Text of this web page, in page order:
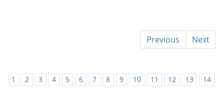
Previous Next
1 2 3 4 5 6 7 8 9 10 11 12 13
14